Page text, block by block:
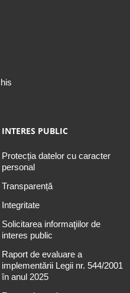
INTERES PUBLIC
Protecția datelor cu caracter
personal
Transparență
Integritate
Solicitarea informaţiilor de
interes public
Raport de evaluare a
implementării Legii nr. 544/2001
în anul 2025